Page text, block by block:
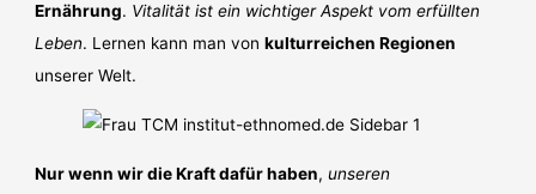
Ernährung. Vitalität ist ein wichtiger Aspekt vom erfüllten
Leben. Lernen kann man vonkulturreichen Regionen
unserer Welt.
Nur wenn wir die Kraft dafür haben,unseren